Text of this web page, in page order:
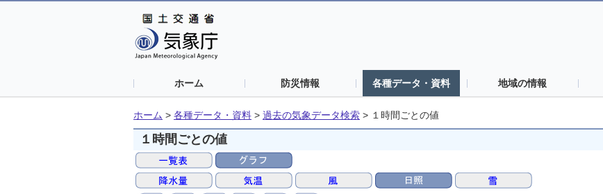
ホーム 防災情報 各種データ・資料 地域の情報
ホーム > 各種データ・資料 > 過去の気象データ検索 > １時間ごとの値
１時間ごとの値